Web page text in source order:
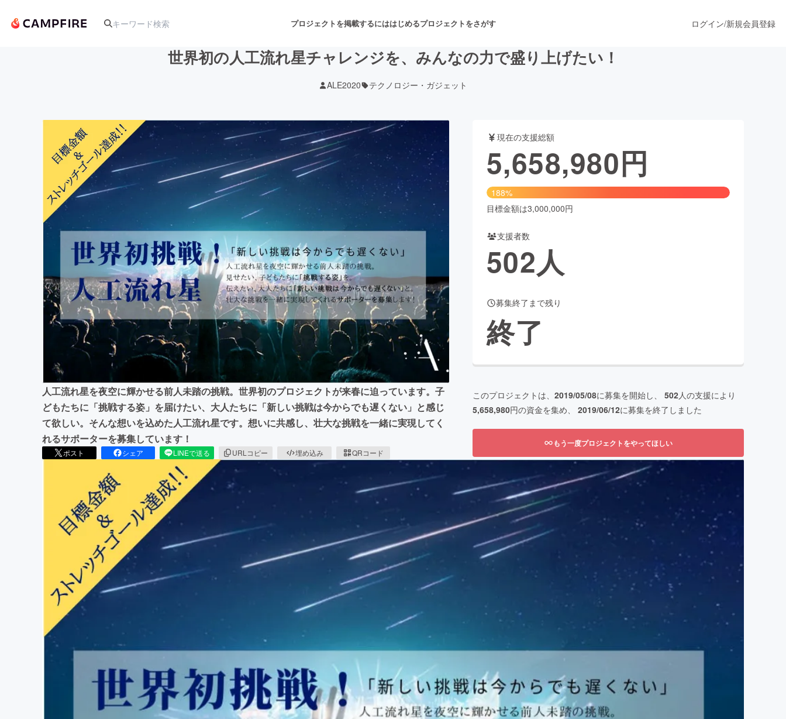
プロジェクトを掲載するにははじめるプロジェクトをさがす
アート・写真 音楽 舞台・パフォーマンス
テクノロジー・ガジェット ゲーム・サービス開発 フード・飲食店 ファッション
書籍・雑誌出版 アニメ・漫画
ビジネス・起業 チャレンジ ビューティー・ヘルスケア
まちづくり・地域活性化
CAMPFIRE for Social Good
CAMPFIRE Creation
CAMPFIREふるさと納税machi-ya コミュニティ
ログイン/新規会員登録
世界初の人工流れ星チャレンジを、みんなの力で盛り上げたい！
ALE2020 テクノロジー・ガジェット
人工流れ星を夜空に輝かせる前人未踏の挑戦。世界初のプロジェクトが来春に迫っています。子
どもたちに「挑戦する姿」を届けたい、大人たちに「新しい挑戦は今からでも遅くない」と感じ
て欲しい。そんな想いを込めた人工流れ星です。想いに共感し、壮大な挑戦を一緒に実現してく
れるサポーターを募集しています！
ポスト シェア LINEで送る URLコピー 埋め込み QRコード
現在の支援総額
5,658,980円
188%
目標金額は3,000,000円
支援者数
502人
募集終了まで残り
終了
このプロジェクトは、 2019/05/08に募集を開始し、 502人の支援により
5,658,980円の資金を集め、 2019/06/12に募集を終了しました
もう一度プロジェクトをやってほしい